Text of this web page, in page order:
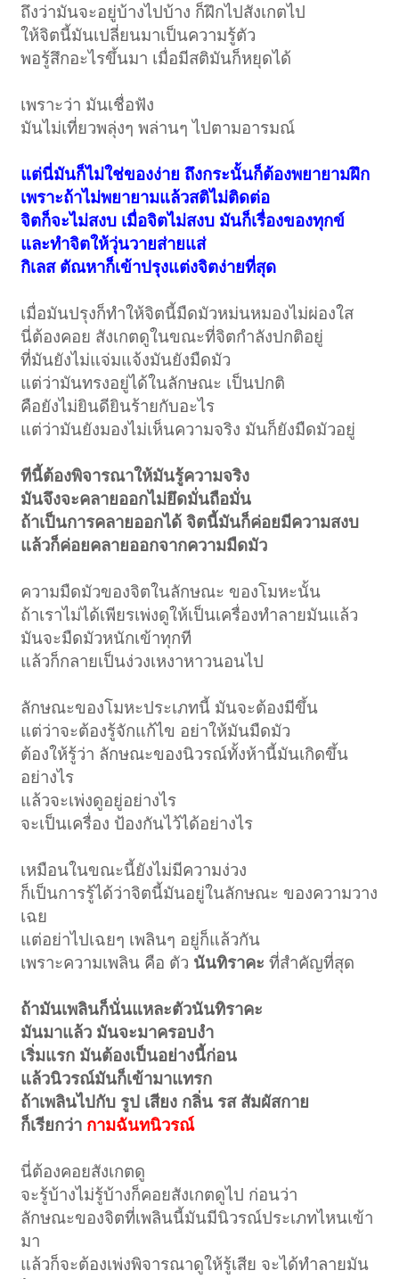
ถึงว่ามันจะอยู่บ้างไปบ้าง ก็ฝึกไปสังเกตไป
ให้จิตนี้มันเปลี่ยนมาเป็นความรู้ตัว
พอรู้สึกอะไรขึ้นมา เมื่อมีสติมันก็หยุดได้
เพราะว่า มันเชื่อฟัง
มันไม่เที่ยวพลุ่งๆ พล่านๆ ไปตามอารมณ์
แต่นี่มันก็ไม่ใช่ของง่าย ถึงกระนั้นก็ต้องพยายามฝึก
เพราะถ้าไม่พยายามแล้วสติไม่ติดต่อ
จิตก็จะไม่สงบ เมื่อจิตไม่สงบ มันก็เรื่องของทุกข์
และทำจิตให้วุ่นวายส่ายแส่
กิเลส ตัณหาก็เข้าปรุงแต่งจิตง่ายที่สุด
เมื่อมันปรุงก็ทำให้จิตนี้มืดมัวหม่นหมองไม่ผ่องใส
นี่ต้องคอย สังเกตดูในขณะที่จิตกำลังปกติอยู่
ที่มันยังไม่แจ่มแจ้งมันยังมืดมัว
แต่ว่ามันทรงอยู่ได้ในลักษณะ เป็นปกติ
คือยังไม่ยินดียินร้ายกับอะไร
แต่ว่ามันยังมองไม่เห็นความจริง มันก็ยังมืดมัวอยู่
ทีนี้ต้องพิจารณาให้มันรู้ความจริง
มันจึงจะคลายออกไม่ยึดมั่นถือมั่น
ถ้าเป็นการคลายออกได้ จิตนี้มันก็ค่อยมีความสงบ
แล้วก็ค่อยคลายออกจากความมืดมัว
ความมืดมัวของจิตในลักษณะ ของโมหะนั้น
ถ้าเราไม่ได้เพียรเพ่งดูให้เป็นเครื่องทำลายมันแล้ว
มันจะมืดมัวหนักเข้าทุกที
แล้วก็กลายเป็นง่วงเหงาหาวนอนไป
ลักษณะของโมหะประเภทนี้ มันจะต้องมีขึ้น
แต่ว่าจะต้องรู้จักแก้ไข อย่าให้มันมืดมัว
ต้องให้รู้ว่า ลักษณะของนิวรณ์ทั้งห้านี้มันเกิดขึ้น
อย่างไร
แล้วจะเพ่งดูอยู่อย่างไร
จะเป็นเครื่อง ป้องกันไว้ได้อย่างไร
เหมือนในขณะนี้ยังไม่มีความง่วง
ก็เป็นการรู้ได้ว่าจิตนี้มันอยู่ในลักษณะ ของความวาง
เฉย
แต่อย่าไปเฉยๆ เพลินๆ อยู่ก็แล้วกัน
เพราะความเพลิน คือ ตัว นันทิราคะ ที่สำคัญที่สุด
ถ้ามันเพลินก็นั่นแหละตัวนันทิราคะ
มันมาแล้ว มันจะมาครอบงำ
เริ่มแรก มันต้องเป็นอย่างนี้ก่อน
แล้วนิวรณ์มันก็เข้ามาแทรก
ถ้าเพลินไปกับ รูป เสียง กลิ่น รส สัมผัสกาย
ก็เรียกว่า กามฉันทนิวรณ์
นี่ต้องคอยสังเกตดู
จะรู้บ้างไม่รู้บ้างก็คอยสังเกตดูไป ก่อนว่า
ลักษณะของจิตที่เพลินนี้มันมีนิวรณ์ประเภทไหนเข้า
มา
แล้วก็จะต้องเพ่งพิจารณาดูให้รู้เสีย จะได้ทำลายมัน